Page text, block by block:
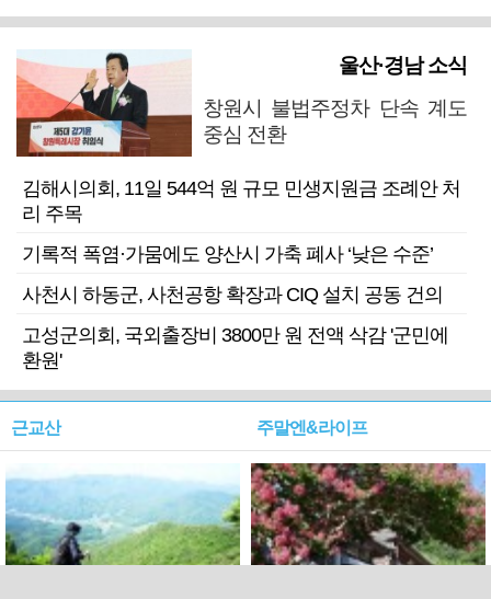
울산·경남 소식
창원시 불법주정차 단속 계도
중심 전환
김해시의회, 11일 544억 원 규모 민생지원금 조례안 처
리 주목
기록적 폭염·가뭄에도 양산시 가축 폐사 ‘낮은 수준’
사천시 하동군, 사천공항 확장과 CIQ 설치 공동 건의
고성군의회, 국외출장비 3800만 원 전액 삭감 '군민에
환원'
근교산 주말엔&라이프